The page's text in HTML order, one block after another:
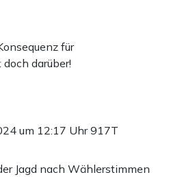
für
darüber!
um 12:17 Uhr917T
Jagd nach Wählerstimmen